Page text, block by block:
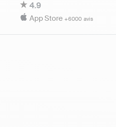
4.9
App Store+6000 avis